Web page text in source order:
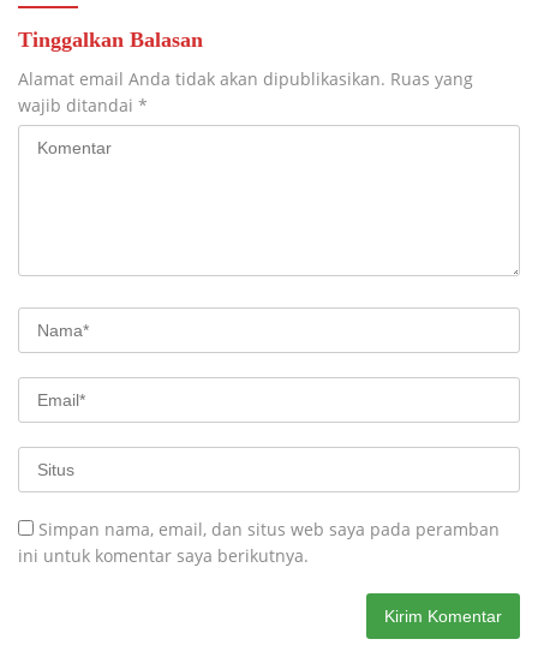
Tinggalkan Balasan
Alamat email Anda tidak akan dipublikasikan. Ruas yang
wajib ditandai *
Simpan nama, email, dan situs web saya pada peramban
ini untuk komentar saya berikutnya.